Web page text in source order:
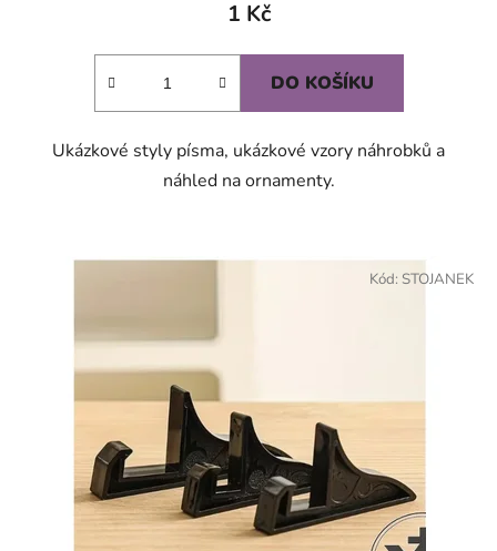
1 Kč
DO KOŠÍKU
Ukázkové styly písma, ukázkové vzory náhrobků a
náhled na ornamenty.
Kód: STOJANEK